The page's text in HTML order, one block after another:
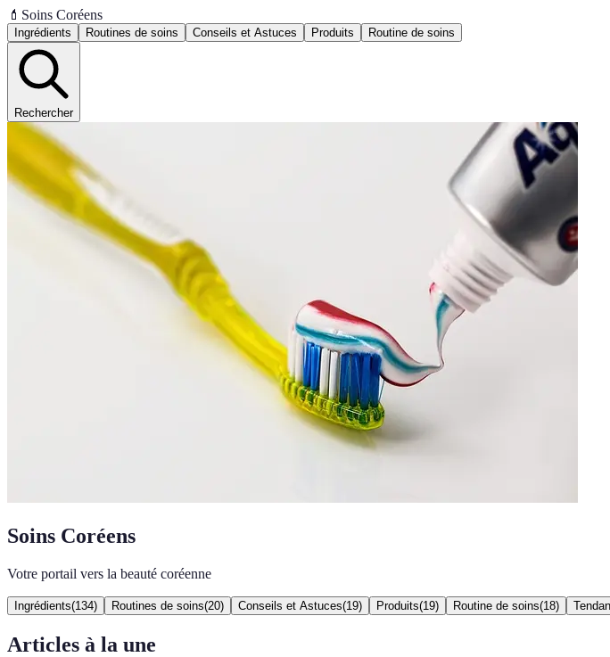
💄 Soins Coréens
Ingrédients Routines de soins Conseils et Astuces Produits Routine de soins
Rechercher
Soins Coréens
Votre portail vers la beauté coréenne
Ingrédients(134) Routines de soins(20) Conseils et Astuces(19) Produits(19) Routine de soins(18)
Articles à la une